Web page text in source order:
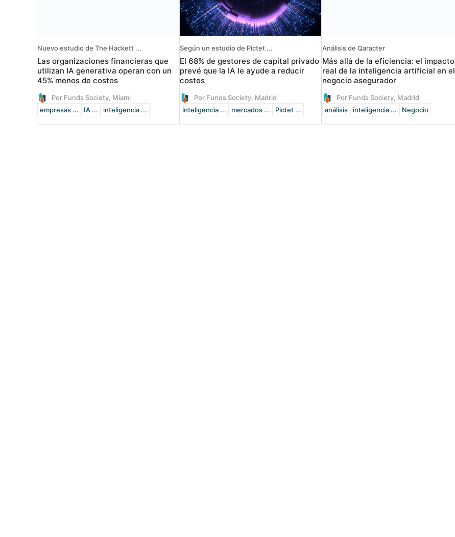
Nuevo estudio de The Hackett ...
Las organizaciones financieras que
utilizan IA generativa operan con un
45% menos de costos
Por Funds Society, Miami
empresas ...
IA ... inteligencia ...
Según un estudio de Pictet ...
El 68% de gestores de capital privado
prevé que la IA le ayude a reducir
costes
Por Funds Society, Madrid
inteligencia ...
mercados ... Pictet ...
Análisis de Qaracter
Más allá de la eficiencia: el impacto
real de la inteligencia artificial en el
negocio asegurador
Por Funds Society, Madrid
análisis
inteligencia ... Negocio